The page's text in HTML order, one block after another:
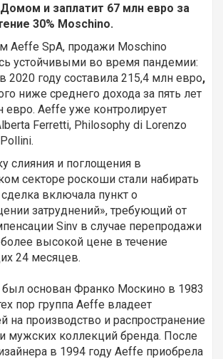
и заплатит 67 млн евро за
30% Moschino.
Aeffe SpA, продажи Moschino
устойчивыми во время пандемии:
2020 году составила 215,4 млн евро,
ниже среднего дохода за пять лет
евро. Aeffe уже контролирует
Ferretti, Philosophy di Lorenzo
слияния и поглощения в
секторе роскоши стали набирать
включала пункт о
затруднений», требующий от
Sinv в случае перепродажи
высокой цене в течение
24 месяцев.
был основан Франко Москино в 1983
пор группа Aeffe владеет
на производство и распространение
мужских коллекций бренда. После
в 1994 году Aeffe приобрела